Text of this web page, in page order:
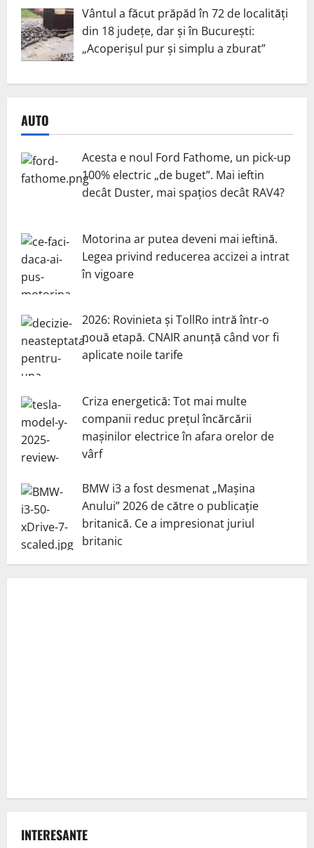
Vântul a făcut prăpăd în 72 de localități
din 18 județe, dar și în București:
„Acoperișul pur și simplu a zburat”
AUTO
Acesta e noul Ford Fathome, un pick-up
100% electric „de buget”. Mai ieftin
decât Duster, mai spațios decât RAV4?
Motorina ar putea deveni mai ieftină.
Legea privind reducerea accizei a intrat
în vigoare
2026: Rovinieta și TollRo intră într-o
nouă etapă. CNAIR anunță când vor fi
aplicate noile tarife
Criza energetică: Tot mai multe
companii reduc prețul încărcării
mașinilor electrice în afara orelor de
vârf
BMW i3 a fost desmenat „Mașina
Anului” 2026 de către o publicație
britanică. Ce a impresionat juriul
britanic
INTERESANTE